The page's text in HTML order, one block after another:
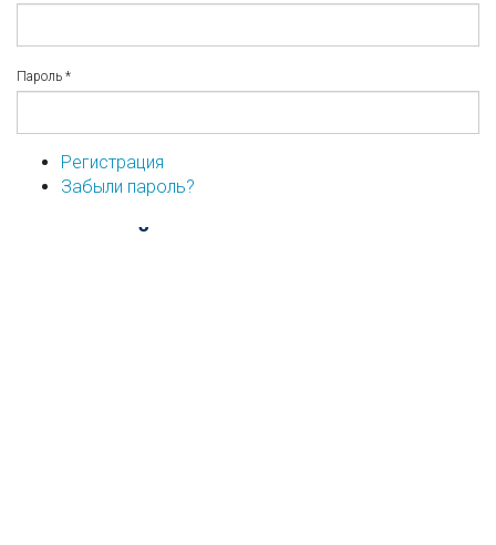
Пароль *
Регистрация
Забыли пароль?
...или войдите используя